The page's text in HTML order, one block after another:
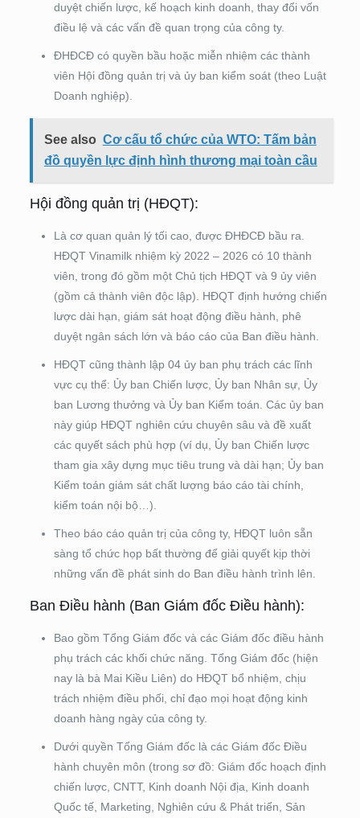
duyệt chiến lược, kế hoạch kinh doanh, thay đổi vốn
điều lệ và các vấn đề quan trọng của công ty.
ĐHĐCĐ có quyền bầu hoặc miễn nhiệm các thành
viên Hội đồng quản trị và ủy ban kiểm soát (theo Luật
Doanh nghiệp).
See also Cơ cấu tổ chức của WTO: Tấm bản
đồ quyền lực định hình thương mại toàn cầu
Hội đồng quản trị (HĐQT):
Là cơ quan quản lý tối cao, được ĐHĐCĐ bầu ra.
HĐQT Vinamilk nhiệm kỳ 2022 – 2026 có 10 thành
viên, trong đó gồm một Chủ tịch HĐQT và 9 ủy viên
(gồm cả thành viên độc lập)​. HĐQT định hướng chiến
lược dài hạn, giám sát hoạt động điều hành, phê
duyệt ngân sách lớn và báo cáo của Ban điều hành.
HĐQT cũng thành lập 04 ủy ban phụ trách các lĩnh
vực cụ thể: Ủy ban Chiến lược, Ủy ban Nhân sự, Ủy
ban Lương thưởng và Ủy ban Kiểm toán​. Các ủy ban
này giúp HĐQT nghiên cứu chuyên sâu và đề xuất
các quyết sách phù hợp (ví dụ, Ủy ban Chiến lược
tham gia xây dựng mục tiêu trung và dài hạn; Ủy ban
Kiểm toán giám sát chất lượng báo cáo tài chính,
kiểm toán nội bộ…).
Theo báo cáo quản trị của công ty, HĐQT luôn sẵn
sàng tổ chức họp bất thường để giải quyết kịp thời
những vấn đề phát sinh do Ban điều hành trình​ lên.
Ban Điều hành (Ban Giám đốc Điều hành):
Bao gồm Tổng Giám đốc và các Giám đốc điều hành
phụ trách các khối chức năng. Tổng Giám đốc (hiện
nay là bà Mai Kiều Liên) do HĐQT bổ nhiệm, chịu
trách nhiệm điều phối, chỉ đạo mọi hoạt động kinh
doanh hàng ngày của công ty.
Dưới quyền Tổng Giám đốc là các Giám đốc Điều
hành chuyên môn (trong sơ đồ: Giám đốc hoạch định
chiến lược, CNTT, Kinh doanh Nội địa, Kinh doanh
Quốc tế, Marketing, Nghiên cứu & Phát triển, Sản